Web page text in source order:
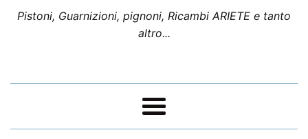
Pistoni, Guarnizioni, pignoni, Ricambi ARIETE e tanto
altro...
Menu